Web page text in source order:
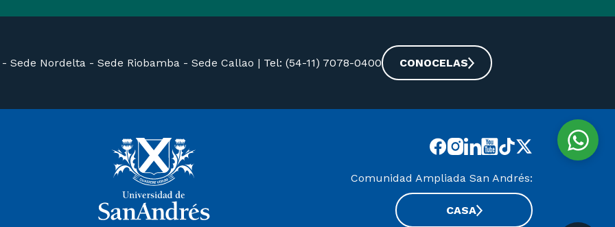
- Sede Nordelta - Sede Riobamba - Sede Callao | Tel: (54-11) 7078-0400 CONOCELAS
Comunidad Ampliada San Andrés:
CASA